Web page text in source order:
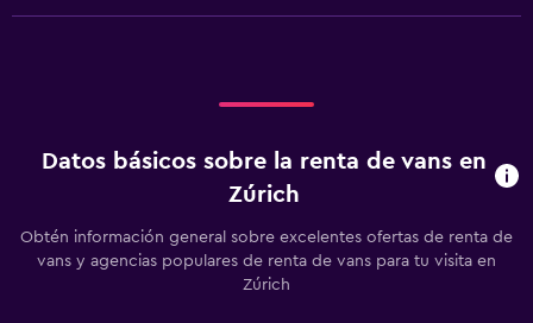
Datos básicos sobre la renta de vans en
Zúrich
Obtén información general sobre excelentes ofertas de renta de
vans y agencias populares de renta de vans para tu visita en
Zúrich